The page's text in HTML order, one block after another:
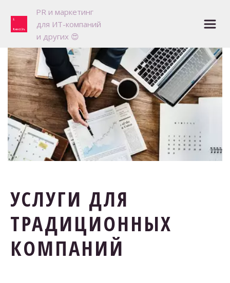
PR и маркетинг
для ИТ-компаний
и других 😍
УСЛУГИ ДЛЯ
ТРАДИЦИОННЫХ
КОМПАНИЙ